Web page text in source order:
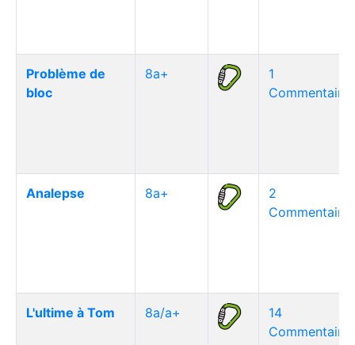
Problème de
bloc
8a+
1
Analepse 8a+
2
L'ultime à Tom 8a/a+
14